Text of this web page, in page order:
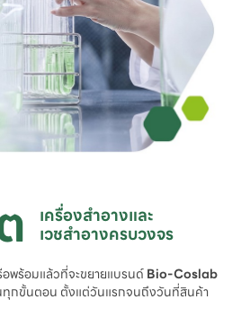
เครื่องสำอางและ
เวชสำอางครบวงจร
พร้อมแล้วที่จะขยายแบรนด์Bio-Coslab
ทุกขั้นตอน ตั้งแต่วันแรกจนถึงวันที่สินค้า